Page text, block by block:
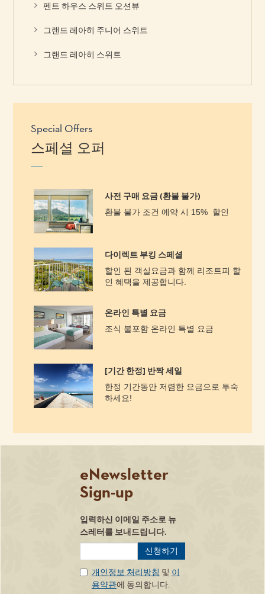
펜트 하우스 스위트 오션뷰
그랜드 레아히 주니어 스위트
그랜드 레아히 스위트
Special Offers
스페셜 오퍼
사전 구매 요금 (환불 불가)
환불 불가 조건 예약 시 15% 할인
다이렉트 부킹 스페셜
할인 된 객실요금과 함께 리조트피 할
인 혜택을 제공합니다.
온라인 특별 요금
조식 불포함 온라인 특별 요금
[기간 한정] 반짝 세일
한정 기간동안 저렴한 요금으로 투숙
하세요!​
eNewsletter
Sign-up
입력하신 이메일 주소로 뉴
스레터를 보내드립니다.
개인정보 처리방침 및 이
용약관에 동의합니다.